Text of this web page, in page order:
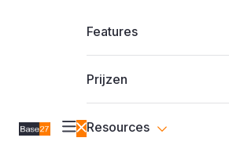
Features
Prijzen
Resources